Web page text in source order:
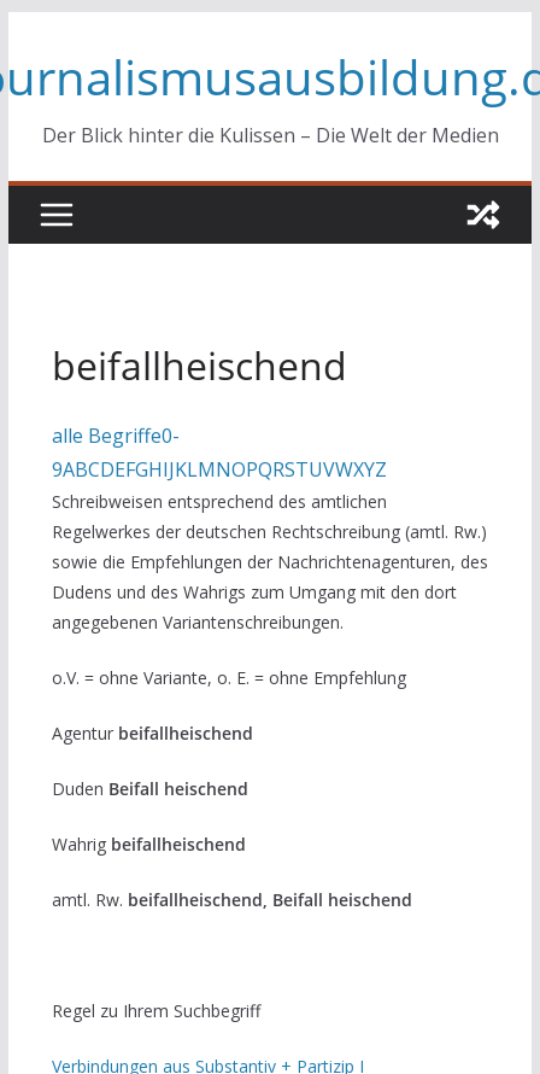
springen
Der Blick hinter die Kulissen – Die Welt der Medien
beifallheischend
alle Begriffe0-
9ABCDEFGHIJKLMNOPQRSTUVWXYZ
Schreibweisen entsprechend des amtlichen
Regelwerkes der deutschen Rechtschreibung (amtl. Rw.)
sowie die Empfehlungen der Nachrichtenagenturen, des
Dudens und des Wahrigs zum Umgang mit den dort
angegebenen Variantenschreibungen.
o.V. = ohne Variante, o. E. = ohne Empfehlung
Agentur beifallheischend
Duden Beifall heischend
Wahrig beifallheischend
amtl. Rw. beifallheischend, Beifall heischend
Regel zu Ihrem Suchbegriff
Verbindungen aus Substantiv + Partizip I